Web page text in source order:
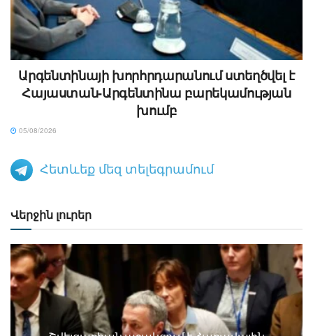
Արգենտինայի խորհրդարանում ստեղծվել է
Հայաստան-Արգենտինա բարեկամության
խումբ
05/08/2026
Հետևեք մեզ տելեգրամում
Վերջին լուրեր